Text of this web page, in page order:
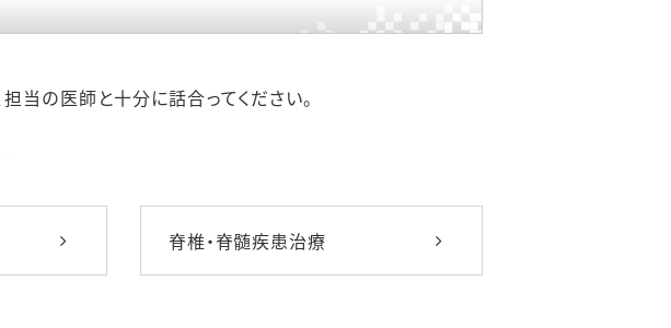
当の医師と十分に話合ってください。
脊椎・脊髄疾患治療